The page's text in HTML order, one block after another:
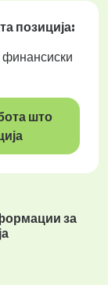
позиција:
финансиски
што
за